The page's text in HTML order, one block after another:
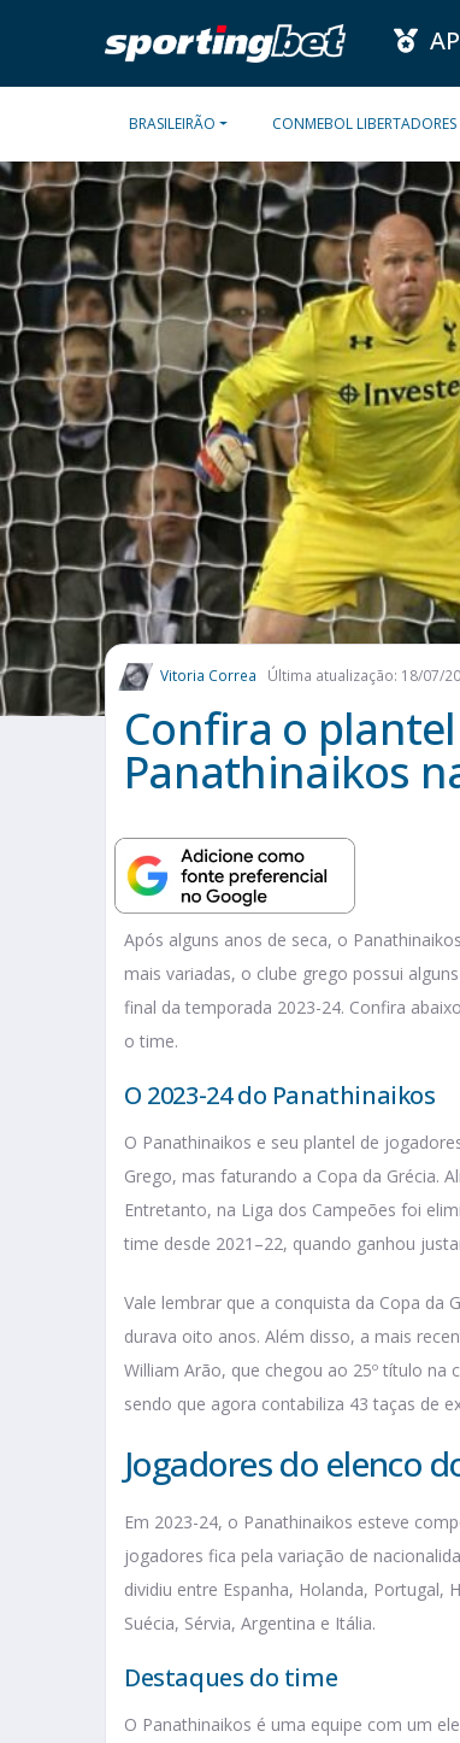
BRASILEIRÃO CONMEBOL LIBERTADORES
Vitoria Correa Última atualização: 18/07/
Confira o
Panathinaikos
Após alguns anos de seca, o
mais variadas, o clube grego possui
final da temporada 2023-24. Confira
o time.
O 2023-24 do Panathinaikos
O Panathinaikos e seu plantel de
Grego, mas faturando a Copa da Grécia.
Entretanto, na Liga dos Campeões foi
time desde 2021–22, quando ganhou
Vale lembrar que a conquista da Copa da
durava oito anos. Além disso, a mais
William Arão, que chegou ao 25º título
sendo que agora contabiliza 43 taças de
Jogadores do elenco
Em 2023-24, o Panathinaikos esteve
jogadores fica pela variação de
dividiu entre Espanha, Holanda, Portugal,
Suécia, Sérvia, Argentina e Itália.
Destaques do time
O Panathinaikos é uma equipe com um